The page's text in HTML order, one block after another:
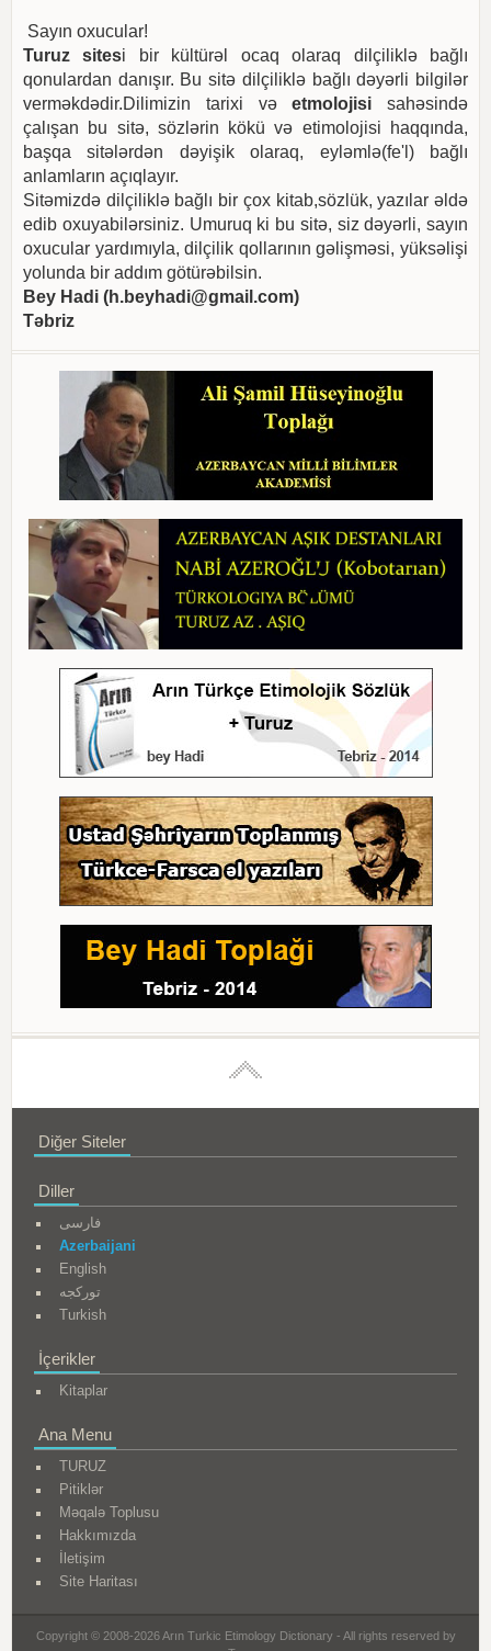
Sayın oxucular!
Turuz sitesi bir kültürəl ocaq olaraq dilçiliklə bağlı
qonulardan danışır. Bu sitə dilçiliklə bağlı dəyərli bilgilər
verməkdədir.Dilimizin tarixi vəetmolojisi sahəsində
çalışan bu sitə, sözlərin kökü və etimolojisi haqqında,
başqa sitələrdən dəyişik olaraq, eyləmlə(fe'l) bağlı
anlamların açıqlayır.
Sitəmizdə dilçiliklə bağlı bir çox kitab,sözlük, yazılar əldə
edib oxuyabilərsiniz. Umuruq ki bu sitə, siz dəyərli, sayın
oxucular yardımıyla, dilçilik qollarının gəlişməsi, yüksəlişi
yolunda bir addım götürəbilsin.
Bey Hadi (h.beyhadi@gmail.com)
Təbriz
Diğer Siteler
Diller
فارسی
Azerbaijani
English
تورکجه
Turkish
İçerikler
Kitaplar
Ana Menu
TURUZ
Pitiklər
Məqalə Toplusu
Hakkımızda
İletişim
Site Haritası
Copyright © 2008-2026 Arın Turkic Etimology Dictionary - All rights reserved by